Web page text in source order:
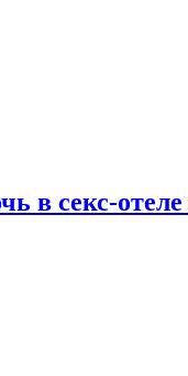
секс-